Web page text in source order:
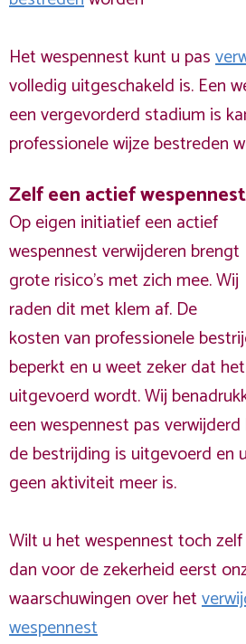
Het wespennest kunt u pas
volledig uitgeschakeld is. Een
een vergevorderd stadium is
professionele wijze bestreden
Zelf een actief
Op eigen initiatief een actief
wespennest verwijderen brengt
grote risico’s met zich mee. Wij
raden dit met klem af. De
kosten van professionele
beperkt en u weet zeker dat
uitgevoerd wordt. Wij
een wespennest pas
de bestrijding is uitgevoerd en
geen aktiviteit meer is.
Wilt u het wespennest toch
dan voor de zekerheid eerst
waarschuwingen over het
wespennest